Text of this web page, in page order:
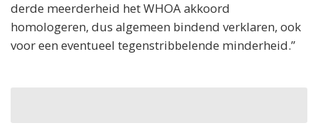
derde meerderheid het WHOA akkoord
homologeren, dus algemeen bindend verklaren, ook
voor een eventueel tegenstribbelende minderheid.”